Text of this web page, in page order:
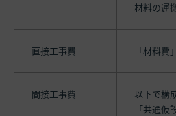
材料の運
直接工事費 「材料
間接工事費
以下で構
「共通